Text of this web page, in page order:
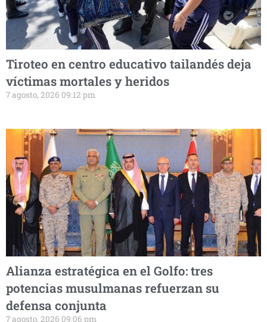
Tiroteo en centro educativo tailandés deja
víctimas mortales y heridos
7 agosto, 2026 09:12 pm
Alianza estratégica en el Golfo: tres
potencias musulmanas refuerzan su
defensa conjunta
7 agosto, 2026 09:06 pm